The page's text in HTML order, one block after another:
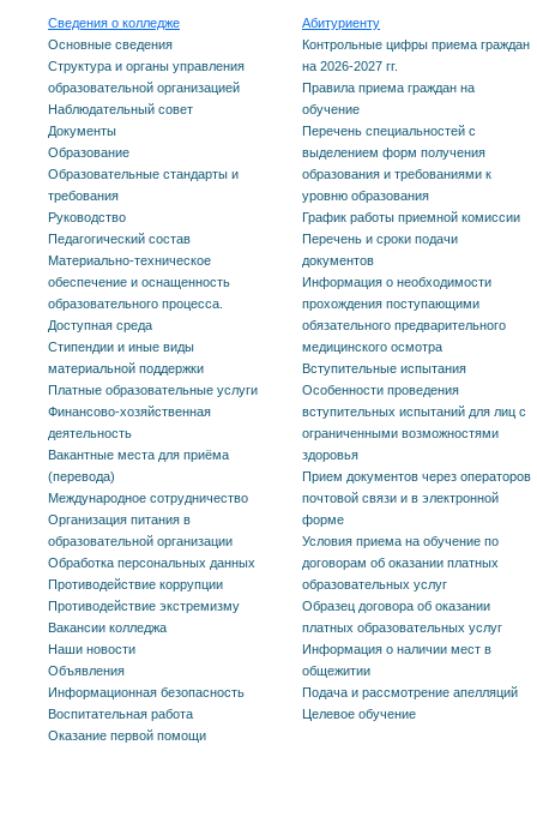
Сведения о колледже
Основные сведения
Структура и органы управления
образовательной организацией
Наблюдательный совет
Документы
Образование
Образовательные стандарты и
требования
Руководство
Педагогический состав
Материально-техническое
обеспечение и оснащенность
образовательного процесса.
Доступная среда
Стипендии и иные виды
материальной поддержки
Платные образовательные услуги
Финансово-хозяйственная
деятельность
Вакантные места для приёма
(перевода)
Международное сотрудничество
Организация питания в
образовательной организации
Обработка персональных данных
Противодействие коррупции
Противодействие экстремизму
Вакансии колледжа
Наши новости
Объявления
Информационная безопасность
Воспитательная работа
Оказание первой помощи
Абитуриенту
Контрольные цифры приема граждан
на 2026-2027 гг.
Правила приема граждан на
обучение
Перечень специальностей с
выделением форм получения
образования и требованиями к
уровню образования
График работы приемной комиссии
Перечень и сроки подачи
документов
Информация о необходимости
прохождения поступающими
обязательного предварительного
медицинского осмотра
Вступительные испытания
Особенности проведения
вступительных испытаний для лиц с
ограниченными возможностями
здоровья
Прием документов через операторов
почтовой связи и в электронной
форме
Условия приема на обучение по
договорам об оказании платных
образовательных услуг
Образец договора об оказании
платных образовательных услуг
Информация о наличии мест в
общежитии
Подача и рассмотрение апелляций
Целевое обучение